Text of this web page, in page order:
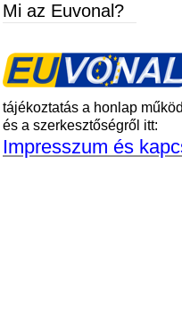
Mi az Euvonal?
tájékoztatás a honlap
és a szerkesztőségről itt:
Impresszum és